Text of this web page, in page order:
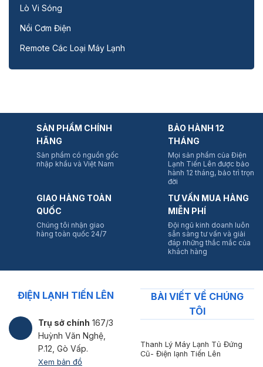
Lò Vi Sóng
Nồi Cơm Điện
Remote Các Loại Máy Lạnh
SẢN PHẨM CHÍNH
HÃNG
Sản phẩm có nguồn gốc
nhập khẩu và Việt Nam
BẢO HÀNH 12
THÁNG
Mọi sản phẩm của Điện
Lạnh Tiến Lên được bảo
hành 12 tháng, bảo trì trọn
đời
GIAO HÀNG TOÀN
QUỐC
Chúng tôi nhận giao
hàng toàn quốc 24/7
TƯ VẤN MUA HÀNG
MIỄN PHÍ
Đội ngũ kinh doanh luôn
sẵn sàng tư vấn và giải
đáp những thắc mắc của
khách hàng
ĐIỆN LẠNH TIẾN LÊN
Trụ sở chính 167/3
Huỳnh Văn Nghệ,
P.12, Gò Vấp.
Xem bản đồ
BÀI VIẾT VỀ CHÚNG
TÔI
Thanh Lý Máy Lạnh Tủ Đứng
Cũ- Điện lạnh Tiến Lên